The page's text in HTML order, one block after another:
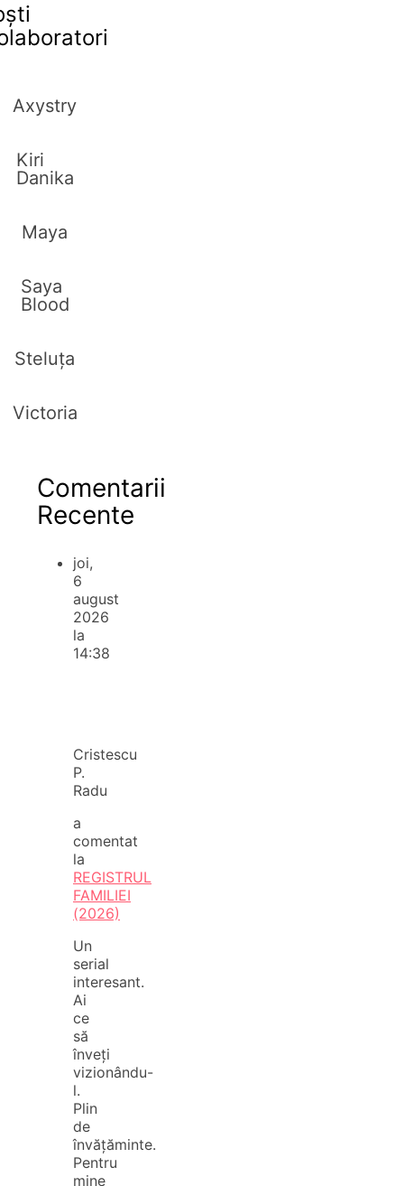
Axystry
Kiri
Danika
Maya
Saya
Blood
Steluța
Victoria
Comentarii
Recente
joi,
6
august
2026
la
14:38
Cristescu
P.
Radu
a
comentat
la
REGISTRUL
FAMILIEI
(2026)
Un
serial
interesant.
Ai
ce
să
înveți
vizionându-
l.
Plin
de
învățăminte.
Pentru
mine